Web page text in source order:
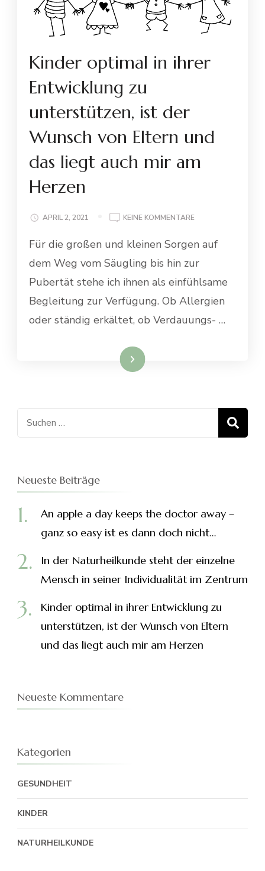
Kinder optimal in ihrer
Entwicklung zu
unterstützen, ist der
Wunsch von Eltern und
das liegt auch mir am
Herzen
APRIL 2, 2021 KEINE KOMMENTAREZU
OPTIMAL
IHRER
ENTWICKLUNG
UNTERSTÜTZEN,
IST
DER
AM
Für die großen und kleinen Sorgen auf
dem Weg vom Säugling bis hin zur
Pubertät stehe ich ihnen als einfühlsame
Begleitung zur Verfügung. Ob Allergien
oder ständig erkältet, ob Verdauungs- …
Weiterlesen
Suchen
nach:
Neueste Beiträge
An apple a day keeps the doctor away –
ganz so easy ist es dann doch nicht…
In der Naturheilkunde steht der einzelne
Mensch in seiner Individualität im Zentrum
Kinder optimal in ihrer Entwicklung zu
unterstützen, ist der Wunsch von Eltern
und das liegt auch mir am Herzen
Neueste Kommentare
Kategorien
GESUNDHEIT
KINDER
NATURHEILKUNDE